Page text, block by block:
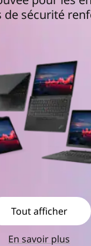
de sécurité
Tout afficher
En savoir plus